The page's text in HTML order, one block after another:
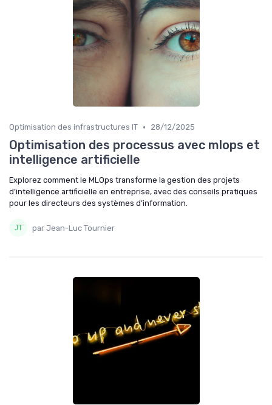
Optimisation des infrastructures IT • 28/12/2025
Optimisation des processus avec mlops et
intelligence artificielle
Explorez comment le MLOps transforme la gestion des projets
d’intelligence artificielle en entreprise, avec des conseils pratiques
pour les directeurs des systèmes d’information.
par Jean-Luc Tournier